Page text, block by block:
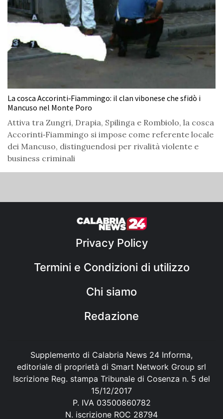
La cosca Accorinti‑Fiammingo: il clan vibonese che sfidò i
Mancuso nel Monte Poro
Attiva tra Zungri, Drapia, Spilinga e Rombiolo, la cosca
Accorinti‑Fiammingo si impose come referente locale
dei Mancuso, distinguendosi per rivalità violente e
business criminali
Privacy Policy
Termini e Condizioni di utilizzo
Chi siamo
Redazione
Supplemento di Calabria News 24 Informa,
editoriale di proprietà di Smart Network Group srl
Iscrizione Reg. stampa Tribunale di Cosenza n. 5 del
15/12/2017
P. IVA 03500860782
N. iscrizione ROC 28794